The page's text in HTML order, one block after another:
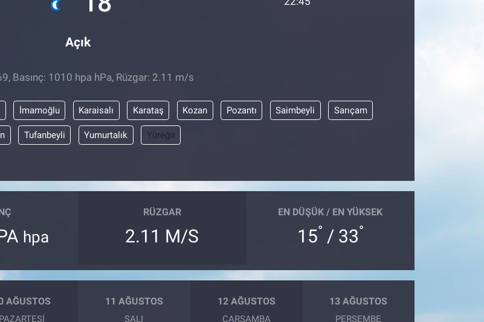
Açık
Basınç: 1010 hpa hPa, Rüzgar: 2.11 m/s
İmamoğlu Karaisalı Karataş Kozan Pozantı Saimbeyli Sarıçam
Tufanbeyli Yumurtalık Yüreğir
hpa
RÜZGAR
2.11 M/S
EN DÜŞÜK / EN YÜKSEK
15° / 33°
AĞUSTOS
PAZARTESI
11 AĞUSTOS
SALI
12 AĞUSTOS
ÇARŞAMBA
13 AĞUSTOS
PERŞEMBE